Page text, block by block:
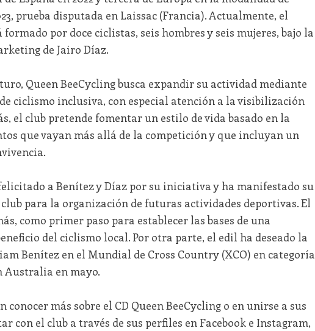
prueba disputada en Laissac (Francia). Actualmente, el
por doce ciclistas, seis hombres y seis mujeres, bajo la
de Jairo Díaz.
Queen BeeCycling busca expandir su actividad mediante
ciclismo inclusiva, con especial atención a la visibilización
el club pretende fomentar un estilo de vida basado en la
que vayan más allá de la competición y que incluyan un
a Benítez y Díaz por su iniciativa y ha manifestado su
para la organización de futuras actividades deportivas. El
como primer paso para establecer las bases de una
del ciclismo local. Por otra parte, el edil ha deseado la
Benítez en el Mundial de Cross Country (XCO) en categoría
Australia en mayo.
conocer más sobre el CD Queen BeeCycling o en unirse a sus
con el club a través de sus perfiles en Facebook e Instagram,